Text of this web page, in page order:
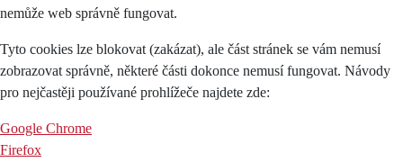
nemůže web správně fungovat.
Tyto cookies lze blokovat (zakázat), ale část stránek se vám nemusí
zobrazovat správně, některé části dokonce nemusí fungovat. Návody
pro nejčastěji používané prohlížeče najdete zde:
Google Chrome
Firefox